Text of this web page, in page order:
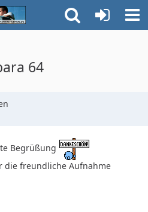
64
Begrüßung
die freundliche Aufnahme